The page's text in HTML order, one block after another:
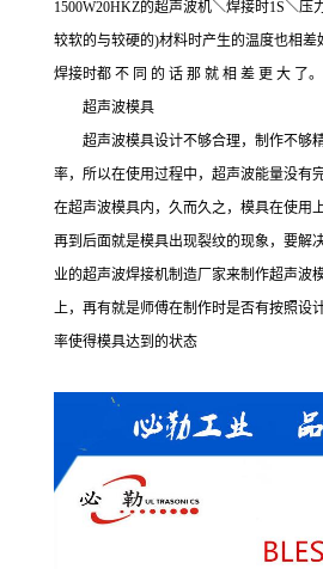
1500W20HKZ的超声波机＼焊接时1S＼压
较软的与较硬的)材料时产生的温度也相差
焊接时都 不 同 的 话 那 就 相 差 更 大 了。
超声波模具
超声波模具设计不够合理，制作不够
率，所以在使用过程中，超声波能量没有
在超声波模具内，久而久之，模具在使用
再到后面就是模具出现裂纹的现象，要解
业的超声波焊接机制造厂家来制作超声波
上，再有就是师傅在制作时是否有按照设
率使得模具达到的状态